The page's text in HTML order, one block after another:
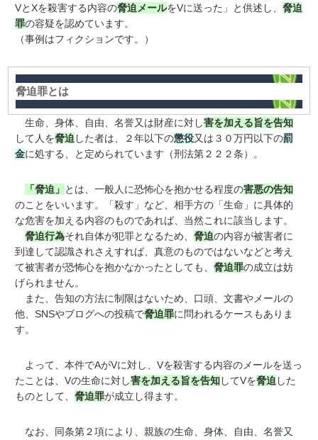
VとXを殺害する内容の脅迫メールをVに送った」と供述し、脅迫
罪の容疑を認めています。
（事例はフィクションです。）
脅迫罪とは
生命、身体、自由、名誉又は財産に対し害を加える旨を告知
して人を脅迫した者は、２年以下の懲役又は３０万円以下の罰
金に処する、と定められています（刑法第２２２条）。
「脅迫」 とは、一般人に恐怖心を抱かせる程度の害悪の告知
のことをいいます。「殺す」など、相手方の「生命」に具体的
な危害を加える内容のものであれば、当然これに該当します。
脅迫行為それ自体が犯罪となるため、脅迫の内容が被害者に
到達して認識されさえすれば、真意のものではないなどと考え
て被害者が恐怖心を抱かなかったとしても、脅迫罪の成立は妨
げられません。
また、告知の方法に制限はないため、口頭、文書やメールの
他、SNSやブログへの投稿で脅迫罪に問われるケースもありま
す。
よって、本件でAがVに対し、Vを殺害する内容のメールを送っ
たことは、Vの生命に対し害を加える旨を告知してVを脅迫した
ものとして、脅迫罪が成立し得ます。
なお、同条第２項により、親族の生命、身体、自由、名誉又